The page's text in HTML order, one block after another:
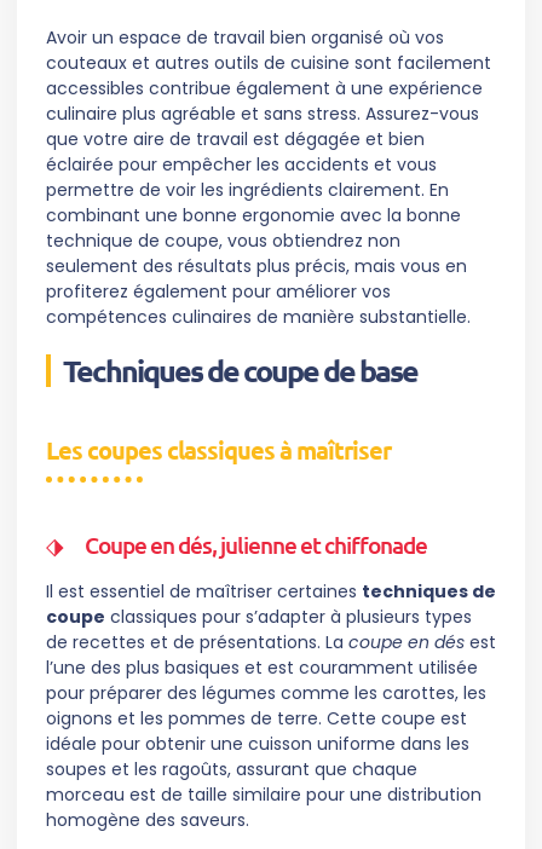
Avoir un espace de travail bien organisé où vos
couteaux et autres outils de cuisine sont facilement
accessibles contribue également à une expérience
culinaire plus agréable et sans stress. Assurez-vous
que votre aire de travail est dégagée et bien
éclairée pour empêcher les accidents et vous
permettre de voir les ingrédients clairement. En
combinant une bonne ergonomie avec la bonne
technique de coupe, vous obtiendrez non
seulement des résultats plus précis, mais vous en
profiterez également pour améliorer vos
compétences culinaires de manière substantielle.
Techniques de coupe de base
Les coupes classiques à maîtriser
Coupe en dés, julienne et chiffonade
Il est essentiel de maîtriser certaines techniques de
coupe classiques pour s’adapter à plusieurs types
de recettes et de présentations. La coupe en dés est
l’une des plus basiques et est couramment utilisée
pour préparer des légumes comme les carottes, les
oignons et les pommes de terre. Cette coupe est
idéale pour obtenir une cuisson uniforme dans les
soupes et les ragoûts, assurant que chaque
morceau est de taille similaire pour une distribution
homogène des saveurs.